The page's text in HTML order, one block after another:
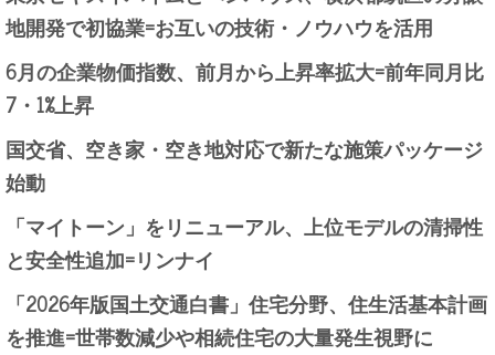
地開発で初協業=お互いの技術・ノウハウを活用
6月の企業物価指数、前月から上昇率拡大=前年同月比
7・1%上昇
国交省、空き家・空き地対応で新たな施策パッケージ
始動
「マイトーン」をリニューアル、上位モデルの清掃性
と安全性追加=リンナイ
「2026年版国土交通白書」住宅分野、住生活基本計画
を推進=世帯数減少や相続住宅の大量発生視野に